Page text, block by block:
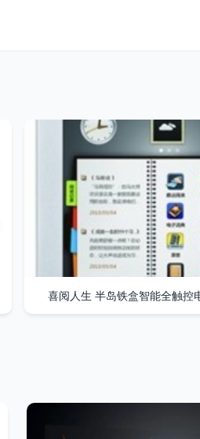
喜阅人生 半岛铁盒智能全触控